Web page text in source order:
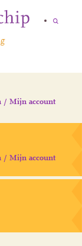
/ Mijn account
/ Mijn account